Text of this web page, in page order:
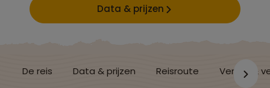
Data & prijzen
De reis Data & prijzen Reisroute Verblijf &